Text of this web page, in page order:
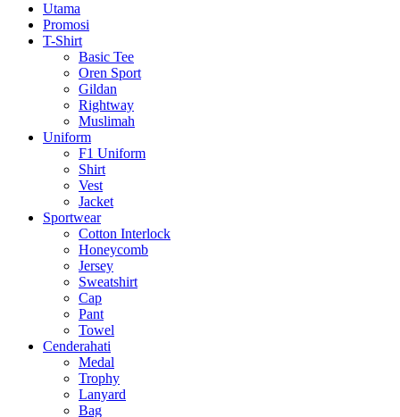
Utama
Promosi
T-Shirt
Basic Tee
Oren Sport
Gildan
Rightway
Muslimah
Uniform
F1 Uniform
Shirt
Vest
Jacket
Sportwear
Cotton Interlock
Honeycomb
Jersey
Sweatshirt
Cap
Pant
Towel
Cenderahati
Medal
Trophy
Lanyard
Bag